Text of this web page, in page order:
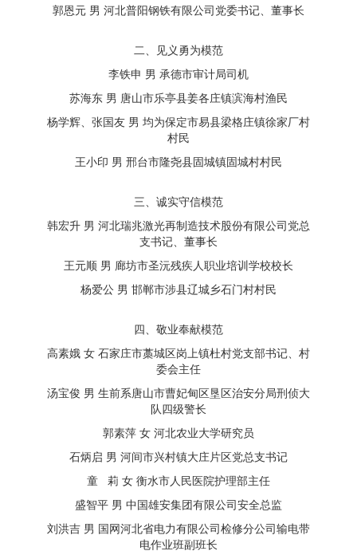
郭恩元 男 河北普阳钢铁有限公司党委书记、董事长
二、见义勇为模范
李铁申 男 承德市审计局司机
苏海东 男 唐山市乐亭县姜各庄镇滨海村渔民
杨学辉、张国友 男 均为保定市易县梁格庄镇徐家厂村
村民
王小印 男 邢台市隆尧县固城镇固城村村民
三、诚实守信模范
韩宏升 男 河北瑞兆激光再制造技术股份有限公司党总
支书记、董事长
王元顺 男 廊坊市圣沅残疾人职业培训学校校长
杨爱公 男 邯郸市涉县辽城乡石门村村民
四、敬业奉献模范
高素娥 女 石家庄市藁城区岗上镇杜村党支部书记、村
委会主任
汤宝俊 男 生前系唐山市曹妃甸区垦区治安分局刑侦大
队四级警长
郭素萍 女 河北农业大学研究员
石炳启 男 河间市兴村镇大庄片区党总支书记
童 莉 女 衡水市人民医院护理部主任
盛智平 男 中国雄安集团有限公司安全总监
刘洪吉 男 国网河北省电力有限公司检修分公司输电带
电作业班副班长